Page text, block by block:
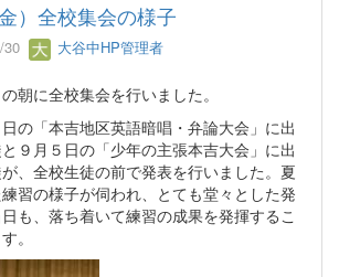
）全校集会の様子
30 大谷中HP管理者
朝に全校集会を行いました。
の「本吉地区英語暗唱・弁論大会」に出
９月５日の「少年の主張本吉大会」に出
、全校生徒の前で発表を行いました。夏
習の様子が伺われ、とても堂々とした発
も、落ち着いて練習の成果を発揮するこ
。